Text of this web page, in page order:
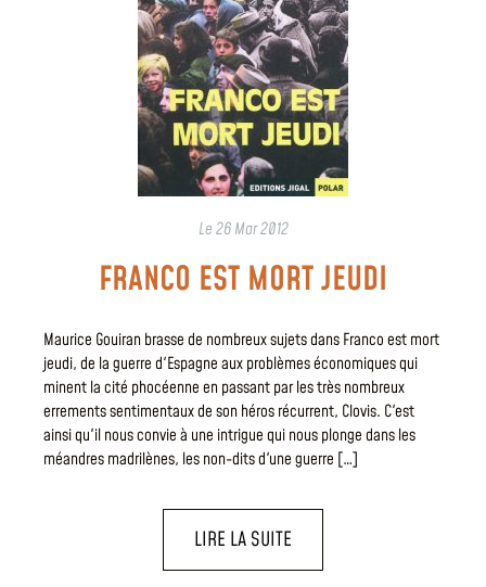
Le26 Mar 2012
FRANCO EST MORT JEUDI
Maurice Gouiran brasse de nombreux sujets dans Franco est mort
jeudi, de la guerre d'Espagne aux problèmes économiques qui
minent la cité phocéenne en passant par les très nombreux
errements sentimentaux de son héros récurrent, Clovis. C'est
ainsi qu'il nous convie à une intrigue qui nous plonge dans les
méandres madrilènes, les non-dits d'une guerre […]
LIRE LA SUITE